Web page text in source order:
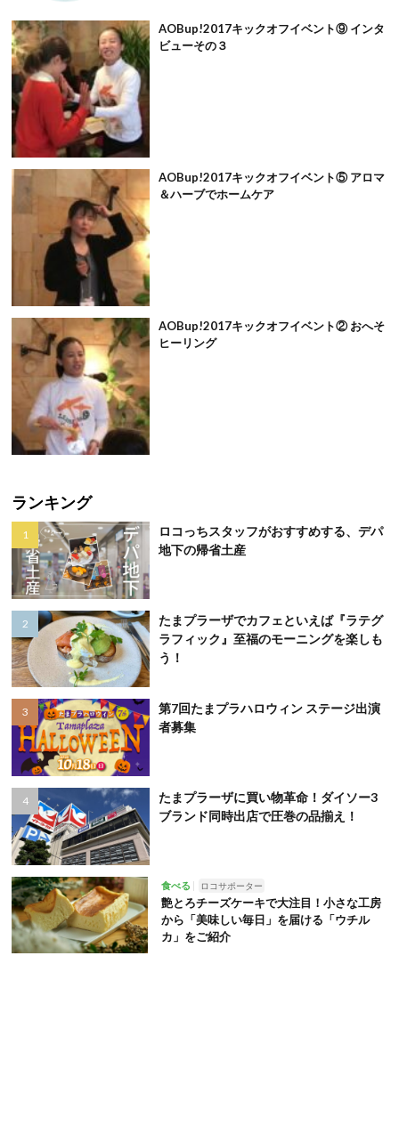
AOBup!2017キックオフイベント⑨ インタ
ビューその３
AOBup!2017キックオフイベント⑤ アロマ
＆ハーブでホームケア
AOBup!2017キックオフイベント② おへそ
ヒーリング
ランキング
ロコっちスタッフがおすすめする、デパ
地下の帰省土産
たまプラーザでカフェといえば『ラテグ
ラフィック』至福のモーニングを楽しも
う！
第7回たまプラハロウィン ステージ出演
者募集
たまプラーザに買い物革命！ダイソー3
ブランド同時出店で圧巻の品揃え！
食べる ロコサポーター
艶とろチーズケーキで大注目！小さな工房
から「美味しい毎日」を届ける「ウチル
カ」をご紹介